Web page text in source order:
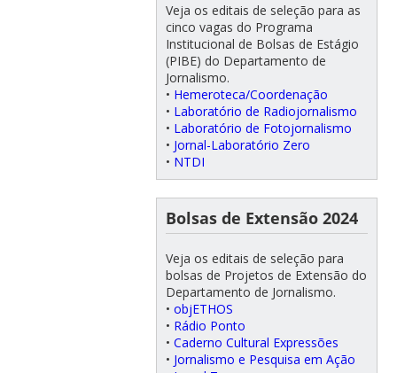
Veja os editais de seleção para as
cinco vagas do Programa
Institucional de Bolsas de Estágio
(PIBE) do Departamento de
Jornalismo.
• Hemeroteca/Coordenação
• Laboratório de Radiojornalismo
• Laboratório de Fotojornalismo
• Jornal-Laboratório Zero
• NTDI
Bolsas de Extensão 2024
Veja os editais de seleção para
bolsas de Projetos de Extensão do
Departamento de Jornalismo.
• objETHOS
• Rádio Ponto
• Caderno Cultural Expressões
• Jornalismo e Pesquisa em Ação